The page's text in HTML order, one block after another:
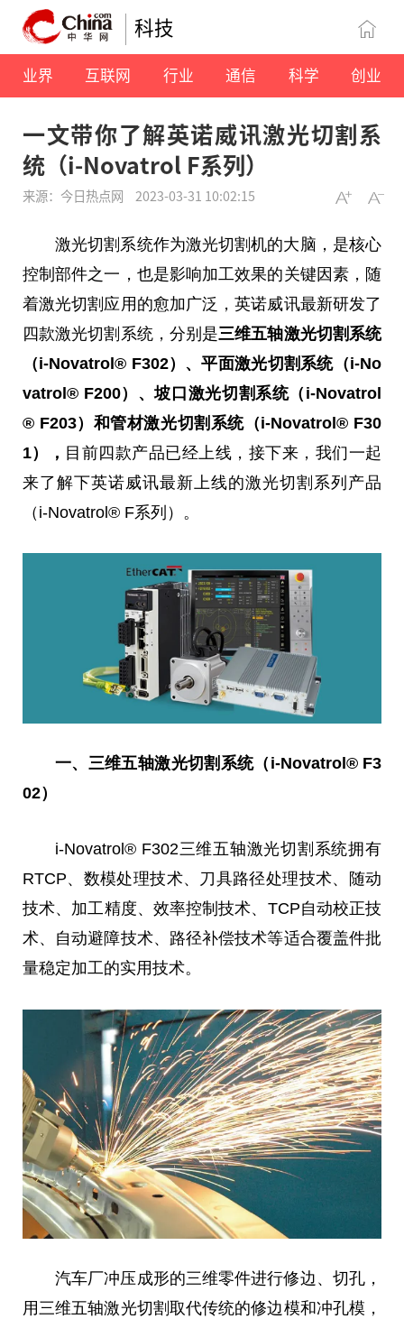
科技
业界 互联网 行业 通信 科学 创业
一文带你了解英诺威讯激光切割系
统（i-Novatrol F系列）
来源：今日热点网 2023-03-31 10:02:15
激光切割系统作为激光切割机的大脑，是核心
控制部件之一，也是影响加工效果的关键因素，随
着激光切割应用的愈加广泛，英诺威讯最新研发了
四款激光切割系统，分别是三维五轴激光切割系统
（i-Novatrol® F302）、平面激光切割系统（i-No
vatrol® F200）、坡口激光切割系统（i-Novatrol
® F203）和管材激光切割系统（i-Novatrol® F30
1）， 目前四款产品已经上线，接下来，我们一起
来了解下英诺威讯最新上线的激光切割系列产品
（i-Novatrol® F系列）。
一、三维五轴激光切割系统（i-Novatrol® F3
02）
i-Novatrol® F302三维五轴激光切割系统拥有
RTCP、数模处理技术、 刀 具路径处理技术、随动
技术、加工精度、效率控制技术、TCP自动校正技
术、自动避障技术、路径补偿技术等适合覆盖件批
量稳定加工的实用技术。
汽车厂冲压成形的三维零件进行修边、切孔，
用三维五轴激光切割取代传统的修边模和冲孔模，